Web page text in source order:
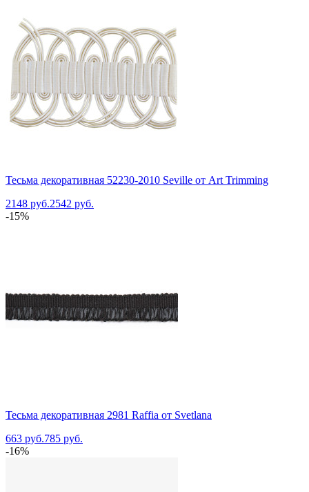
Тесьма декоративная 52230-2010 Seville от Art Trimming
2148 руб.2542 руб.
-15%
Тесьма декоративная 2981 Raffia от Svetlana
663 руб.785 руб.
-16%